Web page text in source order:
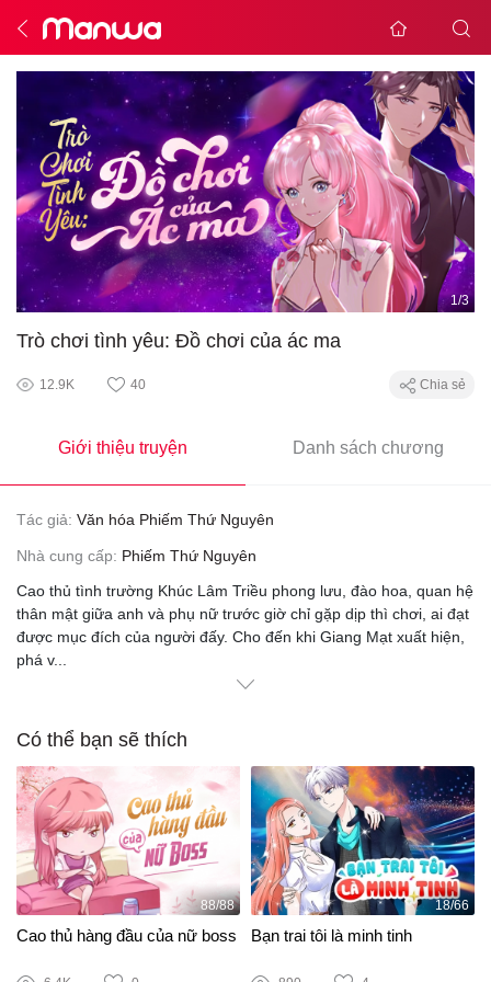
1/3
Trò chơi tình yêu: Đồ chơi của ác ma
12.9K 40 Chia sẻ
Giới thiệu truyện Danh sách chương
Tác giả: Văn hóa Phiếm Thứ Nguyên
Nhà cung cấp: Phiếm Thứ Nguyên
Cao thủ tình trường Khúc Lâm Triều phong lưu, đào hoa, quan hệ
thân mật giữa anh và phụ nữ trước giờ chỉ gặp dịp thì chơi, ai đạt
được mục đích của người đấy. Cho đến khi Giang Mạt xuất hiện,
phá v...
Có thể bạn sẽ thích
88/88
Cao thủ hàng đầu của nữ boss
18/66
Bạn trai tôi là minh tinh